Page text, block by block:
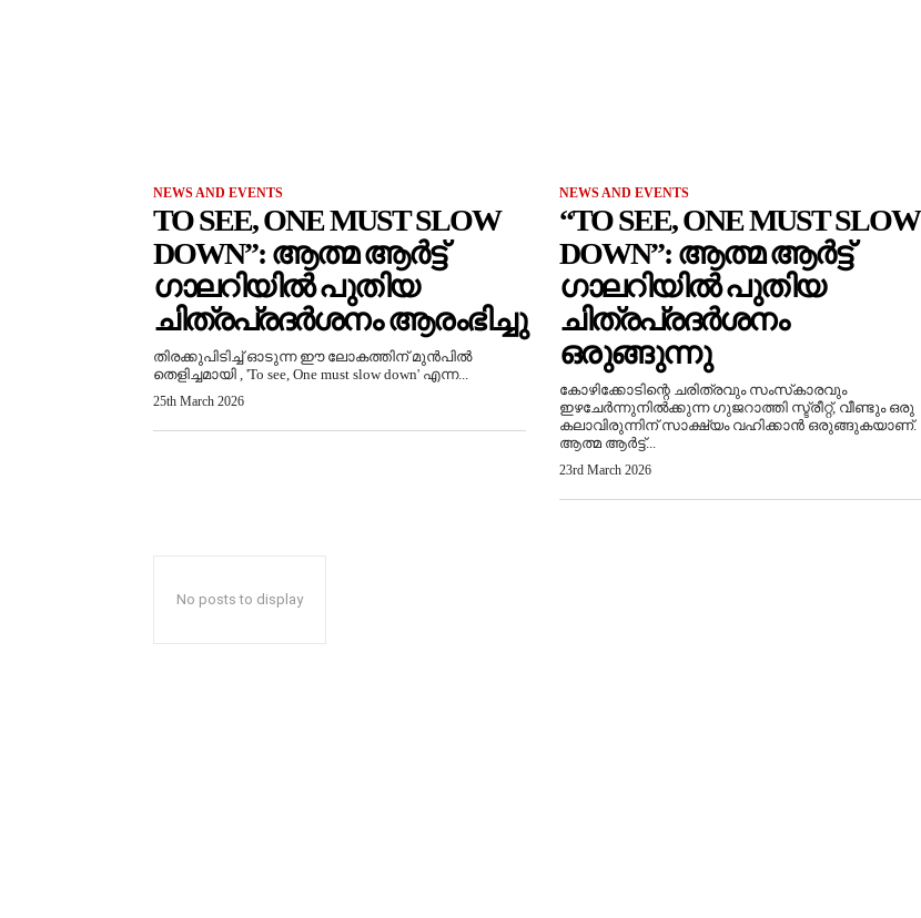
NEWS AND EVENTS
TO SEE, ONE MUST SLOW
DOWN”: ആത്മ ആർട്ട്
ഗാലറിയിൽ പുതിയ
ചിത്രപ്രദർശനം ആരംഭിച്ചു
തിരക്കുപിടിച്ച് ഓടുന്ന ഈ ലോകത്തിന് മുൻപിൽ
തെളിച്ചമായി , 'To see, One must slow down' എന്ന...
25th March 2026
NEWS AND EVENTS
“TO SEE, ONE MUST SLOW
DOWN”: ആത്മ ആർട്ട്
ഗാലറിയിൽ പുതിയ
ചിത്രപ്രദർശനം
ഒരുങ്ങുന്നു
കോഴിക്കോടിന്റെ ചരിത്രവും സംസ്‌കാരവും
ഇഴചേർന്നുനിൽക്കുന്ന ഗുജറാത്തി സ്ട്രീറ്റ്, വീണ്ടും ഒരു
കലാവിരുന്നിന് സാക്ഷ്യം വഹിക്കാൻ ഒരുങ്ങുകയാണ്.
ആത്മ ആർട്ട്...
23rd March 2026
No posts to display